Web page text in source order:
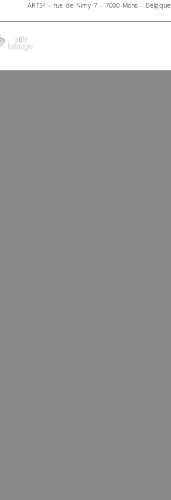
ARTS2 - rue de Nimy 7 - 7000 Mons -